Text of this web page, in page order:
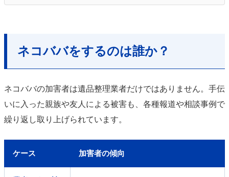
ネコババをするのは誰か？
ネコババの加害者は遺品整理業者だけではありません。手伝
いに入った親族や友人による被害も、各種報道や相談事例で
繰り返し取り上げられています。
ケース 加害者の傾向